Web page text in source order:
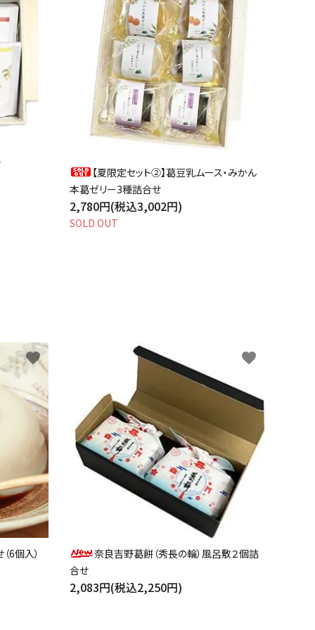
【夏限定セット②】葛豆乳ムース・みかん
本葛ゼリー3種詰合せ
2,780円(税込3,002円)
SOLD OUT
6個入）
favorite
奈良吉野葛餅（秀長の輪）風呂敷２個詰
合せ
2,083円(税込2,250円)
favorite